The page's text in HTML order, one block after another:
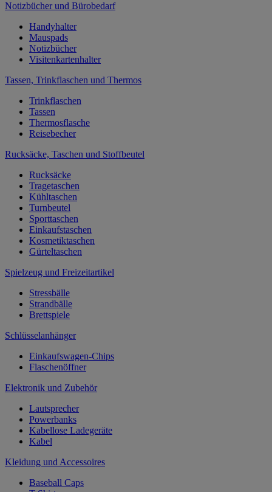
Notizbücher und Bürobedarf
Handyhalter
Mauspads
Notizbücher
Visitenkartenhalter
Tassen, Trinkflaschen und Thermos
Trinkflaschen
Tassen
Thermosflasche
Reisebecher
Rucksäcke, Taschen und Stoffbeutel
Rucksäcke
Tragetaschen
Kühltaschen
Turnbeutel
Sporttaschen
Einkaufstaschen
Kosmetiktaschen
Gürteltaschen
Spielzeug und Freizeitartikel
Stressbälle
Strandbälle
Brettspiele
Schlüsselanhänger
Einkaufswagen-Chips
Flaschenöffner
Elektronik und Zubehör
Lautsprecher
Powerbanks
Kabellose Ladegeräte
Kabel
Kleidung und Accessoires
Baseball Caps